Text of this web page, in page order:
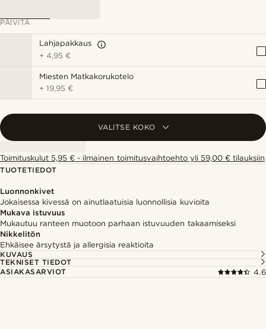
PÄIVITÄ
Lahjapakkaus
+4,95 €
Miesten Matkakorukotelo
+19,95 €
VALITSE KOKO
Toimituskulut 5,95 € - ilmainen toimitusvaihtoehto yli 59,00 € tilauksiin
TUOTETIEDOT
Luonnonkivet
Jokaisessa kivessä on ainutlaatuisia luonnollisia kuvioita
Mukava istuvuus
Mukautuu ranteen muotoon parhaan istuvuuden takaamiseksi
Nikkelitön
Ehkäisee ärsytystä ja allergisia reaktioita
KUVAUS
TEKNISET TIEDOT
ASIAKASARVIOT
4.6